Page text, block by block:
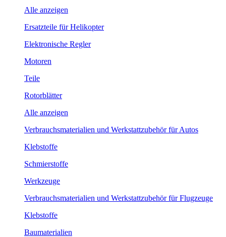
Alle anzeigen
Ersatzteile für Helikopter
Elektronische Regler
Motoren
Teile
Rotorblätter
Alle anzeigen
Verbrauchsmaterialien und Werkstattzubehör für Autos
Klebstoffe
Schmierstoffe
Werkzeuge
Verbrauchsmaterialien und Werkstattzubehör für Flugzeuge
Klebstoffe
Baumaterialien